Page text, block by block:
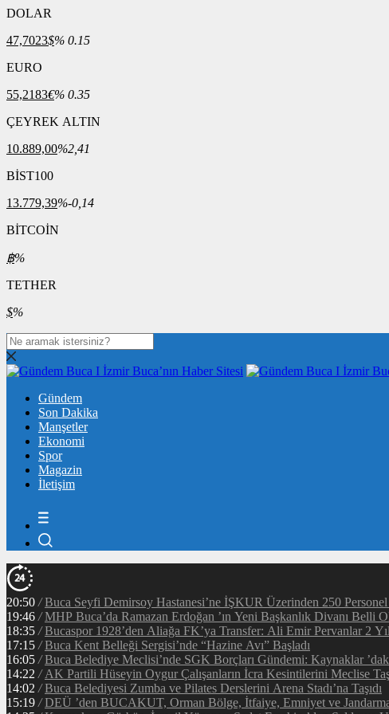
DOLAR
47,7023$% 0.15
EURO
55,2183€% 0.35
ÇEYREK ALTIN
10.889,00%2,41
BİST100
13.779,39%-0,14
BİTCOİN
฿%
TETHER
$%
Gündem
Son Dakika
Manşetler
Ekonomi
Spor
Magazin
İletişim
20:50 / Buca Seyfi Demirsoy Hastanesi’ne İŞKUR Üzerinden 250
19:46 / MHP Buca’da Ramazan Erdoğan ’ın Yeni Başkanlık Divanı Belli
18:35 / Bucaspor 1928’den Aliağa FK’ya Transfer: Ali Emir Pervanlar 2
17:15 / Buca Kent Belleği Sergisi’nde “Hazine Avı” Başladı
16:05 / Buca Belediye Meclisi’nde SGK Borçları Gündemi: Kaynaklar
14:22 / AK Partili Hüseyin Oygur Çalışanların İcra Kesintilerini Meclise
14:02 / Buca Belediyesi Zumba ve Pilates Derslerini Arena Stadı’na Taşıdı
15:19 / DEÜ ’den BUCAKUT, Orman Bölge, İtfaiye, Emniyet ve